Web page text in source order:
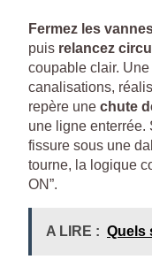
Fermez les
puis relancez
coupable clair.
canalisations,
repère une chute
une ligne enterrée.
fissure sous une
tourne, la logique
ON”.
A LIRE : Quels